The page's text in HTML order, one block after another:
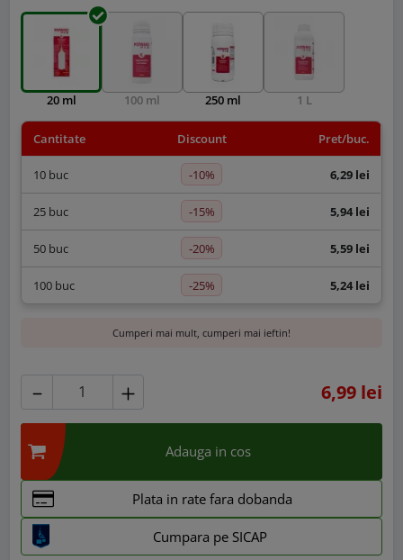
20 ml 100 ml 250 ml 1 L
Cantitate Discount Pret/buc.
10 buc -10% 6,29 lei
25 buc -15% 5,94 lei
50 buc -20% 5,59 lei
100 buc -25% 5,24 lei
Cumperi mai mult, cumperi mai ieftin!
6,99 lei
Adauga in cos
Plata in rate fara dobanda
Cumpara pe SICAP